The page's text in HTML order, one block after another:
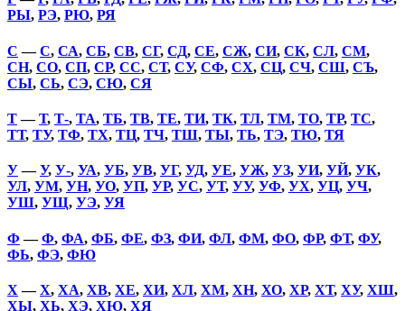
РЫ, РЭ, РЮ, РЯ
С —С, СА, СБ, СВ, СГ, СД, СЕ, СЖ, СИ, СК, СЛ, СМ,
СН, СО, СП, СР, СС, СТ, СУ, СФ, СХ, СЦ, СЧ, СШ, СЪ,
СЫ, СЬ, СЭ, СЮ, СЯ
Т—Т, Т-, ТА, ТБ, ТВ, ТЕ, ТИ, ТК, ТЛ, ТМ, ТО, ТР, ТС,
ТТ, ТУ, ТФ, ТХ, ТЦ, ТЧ, ТШ, ТЫ, ТЬ, ТЭ, ТЮ, ТЯ
У—У, У-, УА, УБ, УВ, УГ, УД, УЕ, УЖ, УЗ, УИ, УЙ, УК,
УЛ, УМ, УН, УО, УП, УР, УС, УТ, УУ, УФ, УХ, УЦ, УЧ,
УШ, УЩ, УЭ, УЯ
Ф —Ф, ФА, ФБ, ФЕ, ФЗ, ФИ, ФЛ, ФМ, ФО, ФР, ФТ, ФУ,
ФЬ, ФЭ, ФЮ
Х —Х, ХА, ХВ, ХЕ, ХИ, ХЛ, ХМ, ХН, ХО, ХР, ХТ, ХУ, ХШ,
ХЫ, ХЬ, ХЭ, ХЮ, ХЯ